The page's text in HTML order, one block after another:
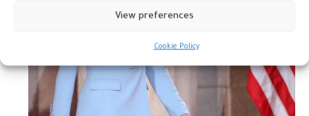
View preferences
Cookie Policy